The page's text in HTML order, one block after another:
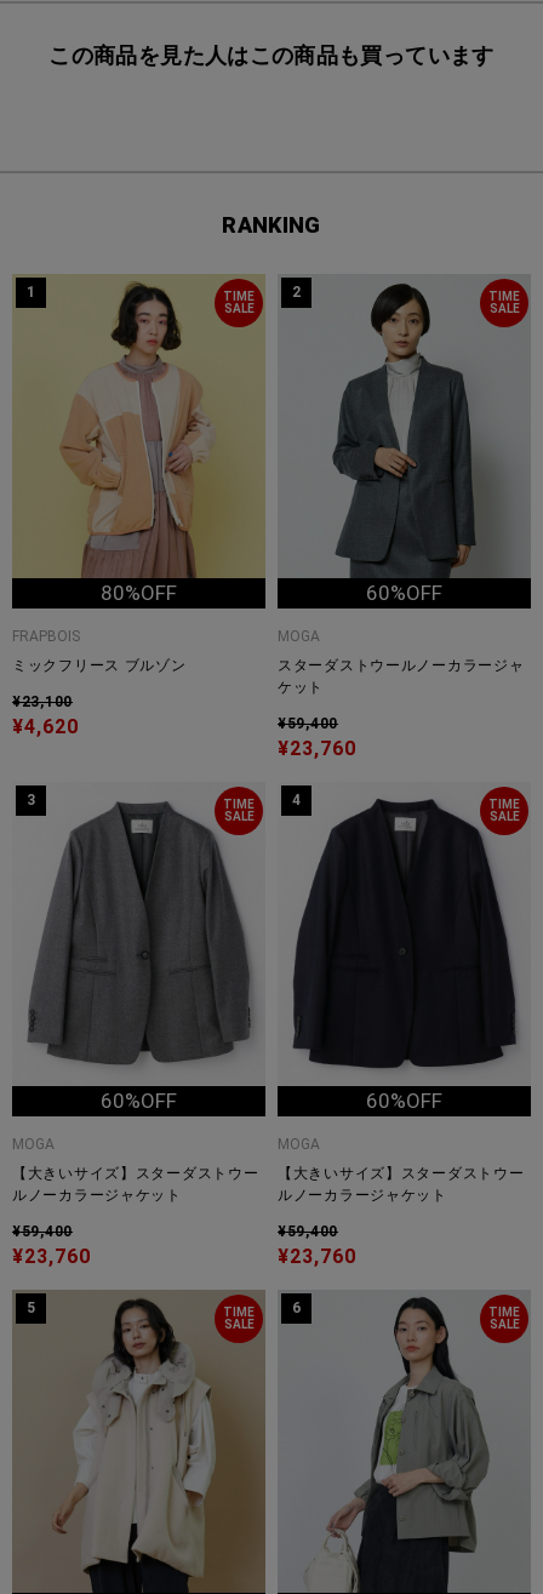
この商品を見た人はこの商品も買っています
RANKING
TIME
SALE
1
80%OFF
FRAPBOIS
ミックフリース ブルゾン
¥23,100
¥4,620
TIME
SALE
2
60%OFF
MOGA
スターダストウールノーカラージャ
ケット
¥59,400
¥23,760
TIME
SALE
3
60%OFF
MOGA
【大きいサイズ】スターダストウー
ルノーカラージャケット
¥59,400
¥23,760
TIME
SALE
4
60%OFF
MOGA
【大きいサイズ】スターダストウー
ルノーカラージャケット
¥59,400
¥23,760
TIME
SALE
5
TIME
SALE
6